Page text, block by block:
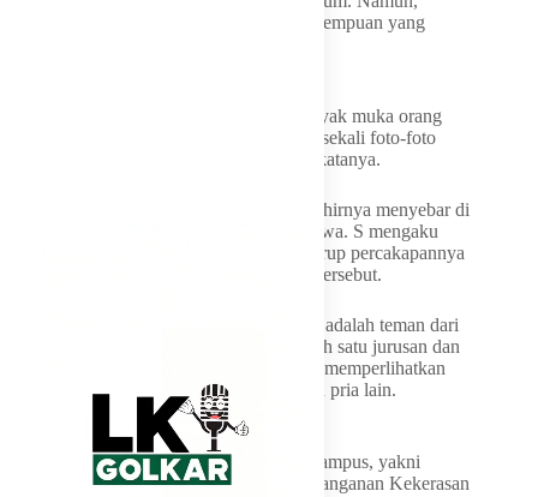
mereka justru menemukan banyak foto perempuan yang
“Pas buka galeri, temannya heran kok banyak muka orang
yang dia kenal. Pas dicek ternyata banyak sekali foto-foto
tidak senonoh yang sudah diedit pelaku,” katanya.
Beberapa hari kemudian, kasus tersebut akhirnya menyebar di
media sosial dan grup percakapan mahasiswa. S mengaku
terkejut saat bangun tidur dan mendapati grup percakapannya
ramai membahas dugaan deepfake vulgar tersebut.
S mengungkap bahwa korbannya rata-rata adalah teman dari
RY, termasuk teman SMA dan teman kuliah satu jurusan dan
satu angkatan. Bahkan ada editan AI yang memperlihatkan
pacar RY seolah sedang berciuman dengan pria lain.
Kasus Mulai Diusut Untan
Kasus ini mendapatkan atensi dari pihak kampus, yakni
Untan. Satuan Tugas Pencegahan dan Penanganan Kekerasan